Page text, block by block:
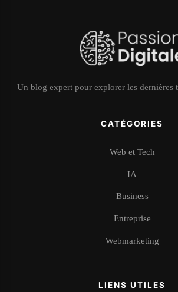
Un blog expert pour explorer les dernières
CATÉGORIES
Web et Tech
IA
Business
Entreprise
Webmarketing
LIENS UTILES